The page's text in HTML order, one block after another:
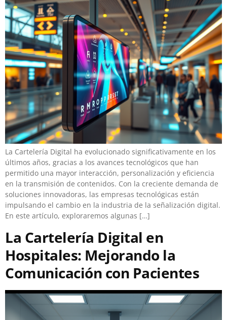
La Cartelería Digital ha evolucionado significativamente en los
últimos años, gracias a los avances tecnológicos que han
permitido una mayor interacción, personalización y eficiencia
en la transmisión de contenidos. Con la creciente demanda de
soluciones innovadoras, las empresas tecnológicas están
impulsando el cambio en la industria de la señalización digital.
En este artículo, exploraremos algunas […]
La Cartelería Digital en
Hospitales: Mejorando la
Comunicación con Pacientes